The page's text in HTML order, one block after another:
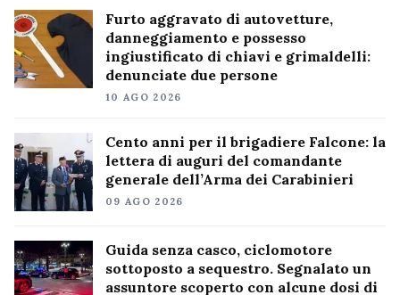
Furto aggravato di autovetture,
danneggiamento e possesso
ingiustificato di chiavi e grimaldelli:
denunciate due persone
10 AGO 2026
Cento anni per il brigadiere Falcone: la
lettera di auguri del comandante
generale dell’Arma dei Carabinieri
09 AGO 2026
Guida senza casco, ciclomotore
sottoposto a sequestro. Segnalato un
assuntore scoperto con alcune dosi di